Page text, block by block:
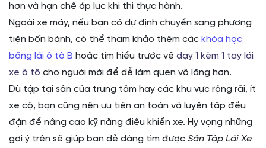
hơn và hạn chế áp lực khi thi thực hành.
Ngoài xe máy, nếu bạn có dự định chuyển sang phương
tiện bốn bánh, có thể tham khảo thêm các khóa học
bằng lái ô tô B hoặc tìm hiểu trước về dạy 1 kèm 1 tay lái
xe ô tô cho người mới để dễ làm quen vô lăng hơn.
Dù tập tại sân của trung tâm hay các khu vực rộng rãi, ít
xe cộ, bạn cũng nên ưu tiên an toàn và luyện tập đều
đặn để nâng cao kỹ năng điều khiển xe. Hy vọng những
gợi ý trên sẽ giúp bạn dễ dàng tìm được Sân Tập Lái Xe